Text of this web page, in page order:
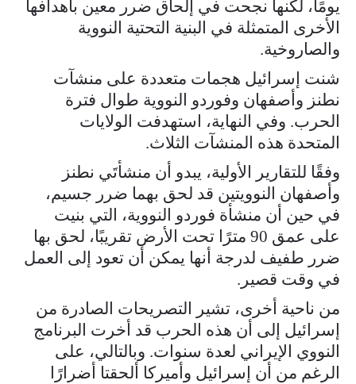
يومًا، لكنها نجحت في إلحاق ضرر معين بأهدافها
الأخرى المتمثلة في البنية التحتية النووية
والصاروخية.
شنت إسرائيل هجمات متعددة على منشآت
نطنز وأصفهان وفوردو النووية طوال فترة
الحرب. وفي النهاية، استهدفت الولايات
المتحدة هذه المنشآت الثلاث.
وفقًا للتقارير الأولية، يبدو أن منشأتَي نطنز
وأصفهان النوويتين قد لحق بهما ضرر جسيم،
في حين أن منشأة فوردو النووية، التي بنيت
على عمق 90 مترًا تحت الأرض تقريبًا، لحق بها
ضرر طفيف لدرجة أنها يمكن أن تعود إلى العمل
في وقت قصير.
من ناحية أخرى، تشير التصريحات الصادرة من
إسرائيل إلى أن هذه الحرب قد أخرت البرنامج
النووي الإيراني لعدة سنوات. وبالتالي، على
الرغم من أن إسرائيل وأميركا ألحقتا أضرارًا